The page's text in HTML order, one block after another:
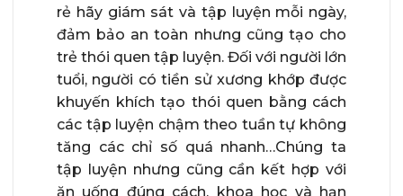
rẻ hãy giám sát và tập luyện mỗi ngày,
đảm bảo an toàn nhưng cũng tạo cho
trẻ thói quen tập luyện. Đối với người lớn
tuổi, người có tiền sử xương khớp được
khuyến khích tạo thói quen bằng cách
các tập luyện chậm theo tuần tự không
tăng các chỉ số quá nhanh…Chúng ta
tập luyện nhưng cũng cần kết hợp với
ăn uống đúng cách, khoa học và hạn